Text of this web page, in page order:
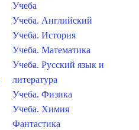
Учеба
Учеба. Английский
Учеба. История
Учеба. Математика
Учеба. Русский язык и
литература
Учеба. Физика
Учеба. Химия
Фантастика